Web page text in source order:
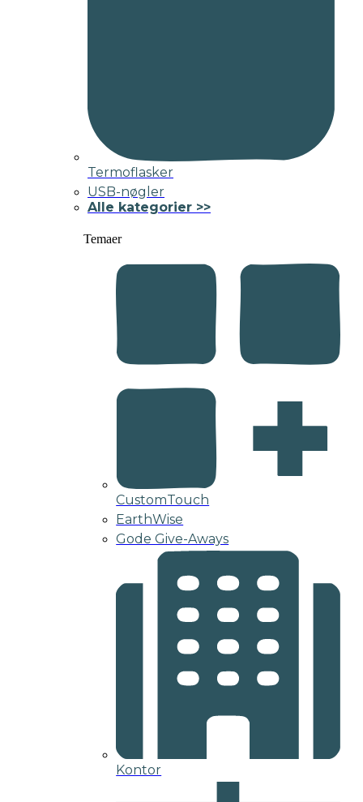
Termoflasker
USB-nøgler
Alle kategorier >>
Temaer
CustomTouch
EarthWise
Gode Give-Aways
Kontor